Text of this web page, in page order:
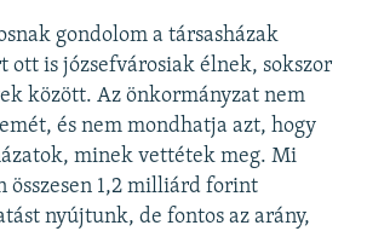
gondolom a társasházak
ott is józsefvárosiak élnek, sokszor
között. Az önkormányzat nem
és nem mondhatja azt, hogy
minek vettétek meg. Mi
összesen 1,2 milliárd forint
nyújtunk, de fontos az arány,